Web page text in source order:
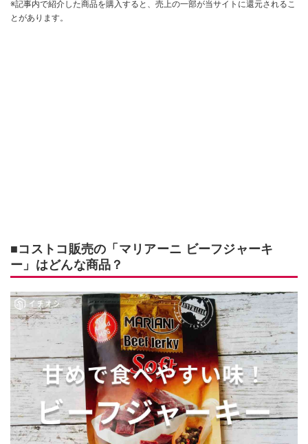
※記事内で紹介した商品を購入すると、売上の一部が当サイトに還元されるこ
とがあります。
■コストコ販売の「マリアーニ ビーフジャーキ
ー」はどんな商品？